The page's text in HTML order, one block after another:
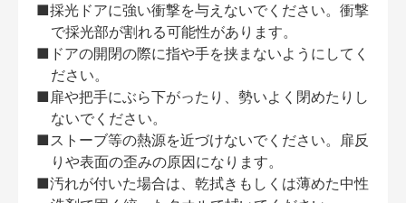
■採光ドアに強い衝撃を与えないでください。衝撃
で採光部が割れる可能性があります。
■ドアの開閉の際に指や手を挟まないようにしてく
ださい。
■扉や把手にぶら下がったり、勢いよく閉めたりし
ないでください。
■ストーブ等の熱源を近づけないでください。扉反
りや表面の歪みの原因になります。
■汚れが付いた場合は、乾拭きもしくは薄めた中性